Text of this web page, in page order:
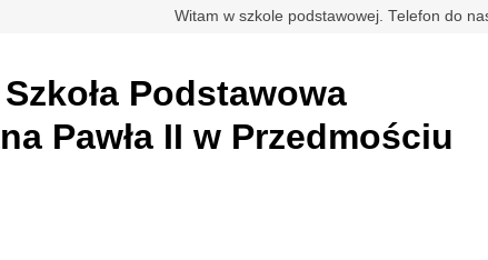
Witam w szkole podstawowej. Telefon do
Szkoła Podstawowa
Pawła II w Przedmościu